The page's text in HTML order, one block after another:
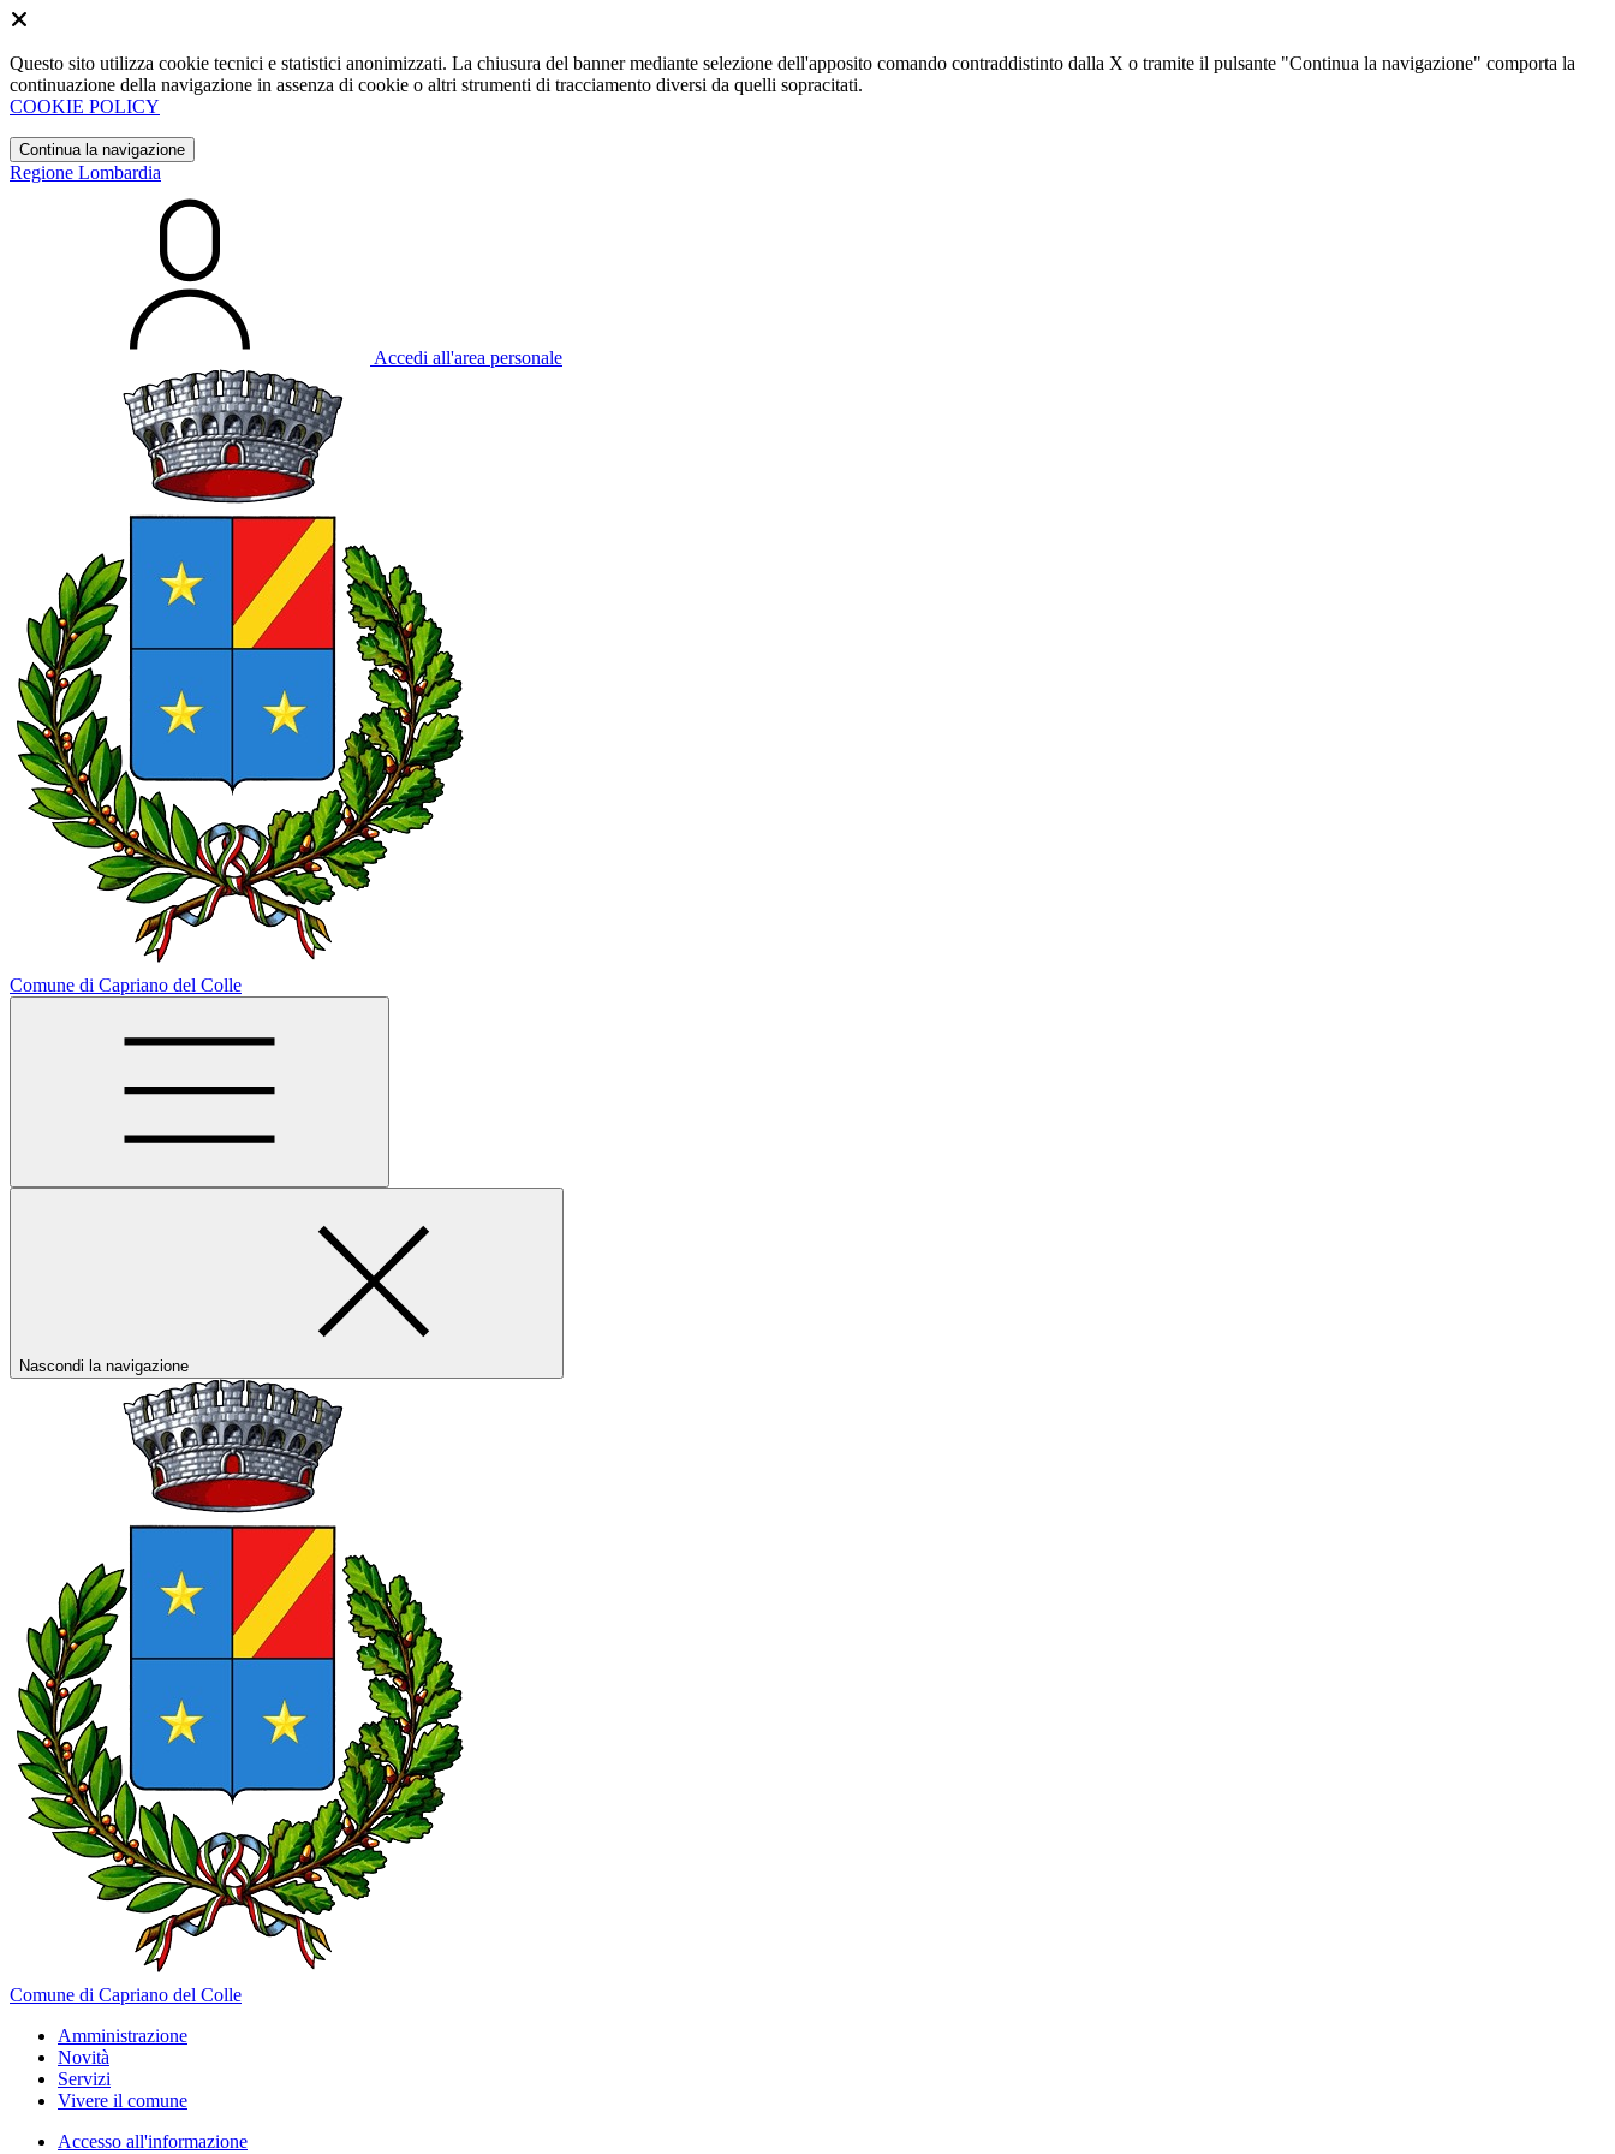
Questo sito utilizza cookie tecnici e statistici anonimizzati. La chiusura del banner mediante selezione dell'apposito comando contraddistinto dalla X o tramite il pulsante "Continua la navigazione" comporta la
continuazione della navigazione in assenza di cookie o altri strumenti di tracciamento diversi da quelli sopracitati.
COOKIE POLICY
Continua la navigazione
Regione Lombardia
Accedi all'area personale
Comune di Capriano del Colle
Nascondi la navigazione
Comune di Capriano del Colle
Amministrazione
Novità
Servizi
Vivere il comune
Accesso all'informazione